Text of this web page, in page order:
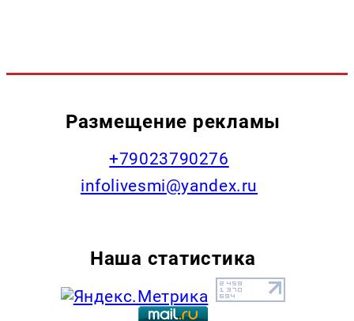
Размещение рекламы
+79023790276
infolivesmi@yandex.ru
Наша статистика